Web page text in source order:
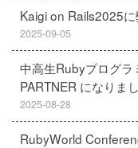
Kaigi on Rails2025
2025-09-05
中高生Rubyプログ
PARTNER になりま
2025-08-28
RubyWorld